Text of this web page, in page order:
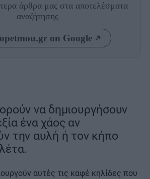
άρθρα μας στα αποτελέσματα
αναζήτησης
on Google
να δημιουργήσουν
ένα χάος αν
την αυλή ή τον κήπο
αυτές τις καφέ κηλίδες που